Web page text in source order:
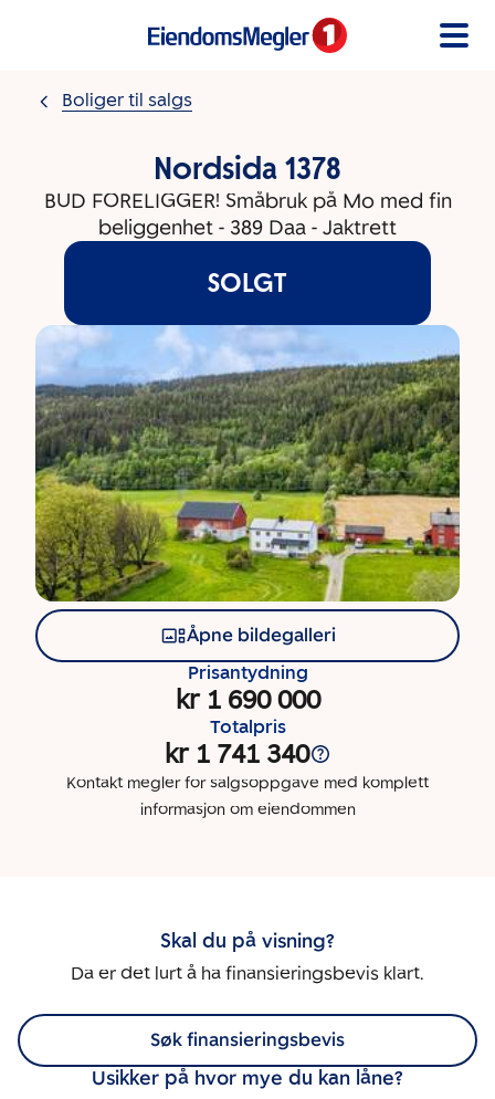
Boliger til salgs
Nordsida 1378
BUD FORELIGGER! Småbruk på Mo med fin
beliggenhet - 389 Daa - Jaktrett
SOLGT
Åpne bildegalleri
Prisantydning
kr 1 690 000
Totalpris
kr 1 741 340
Kontakt megler for salgsoppgave med komplett
informasjon om eiendommen
Skal du på visning?
Da er det lurt å ha finansieringsbevis klart.
Søk finansieringsbevis
Usikker på hvor mye du kan låne?